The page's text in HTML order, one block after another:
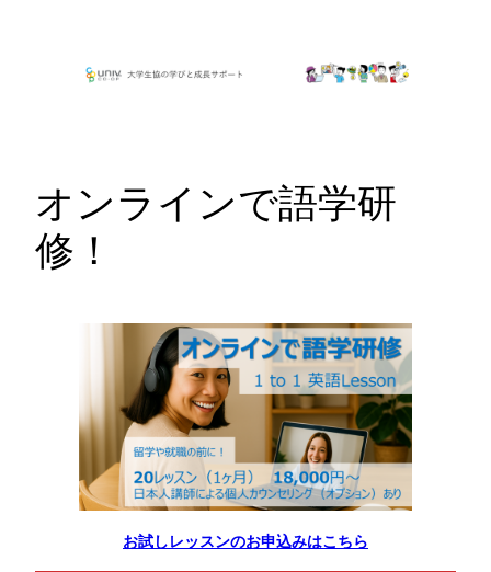
オンラインで語学研
修！
お試しレッスンのお申込みはこちら